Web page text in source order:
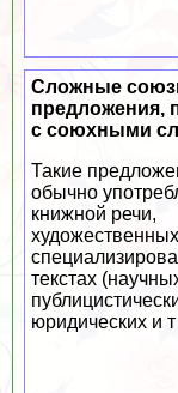
Сложные
предложения,
с союхными
Такие
обычно
книжной речи,
текстах
юридических и т